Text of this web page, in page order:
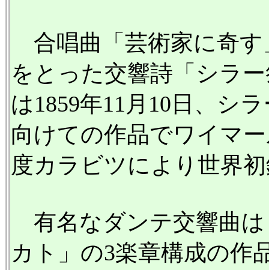
合唱曲「芸術家に奇す
をとった交響詩「シラ
は1859年11月10日、シ
向けての作品でワイマ
度カラビツにより世界
有名なダンテ交響曲は
カト」の3楽章構成の作